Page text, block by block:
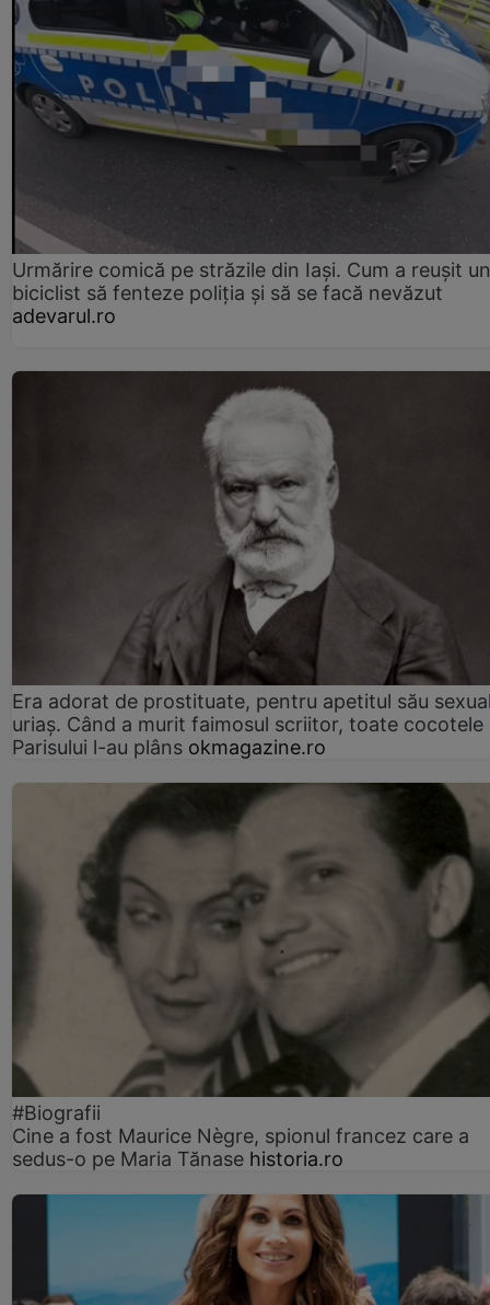
Urmărire comică pe străzile din Iași. Cum a reușit un
biciclist să fenteze poliția și să se facă nevăzut
adevarul.ro
Era adorat de prostituate, pentru apetitul său
uriaș. Când a murit faimosul scriitor, toate cocotele
Parisului l-au plâns okmagazine.ro
#Biografii
Cine a fost Maurice Nègre, spionul francez care a
sedus-o pe Maria Tănase historia.ro